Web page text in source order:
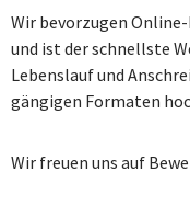
Wir bevorzugen
und ist der schnellste
Lebenslauf und
gängigen Formaten
Wir freuen uns auf